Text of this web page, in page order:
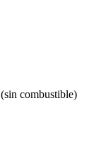
combustible)